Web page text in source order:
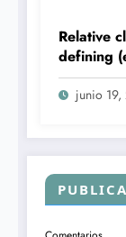
Relative
defining
junio